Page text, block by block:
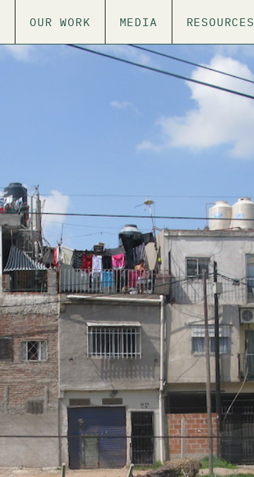
OUR WORK MEDIA RESOURCES